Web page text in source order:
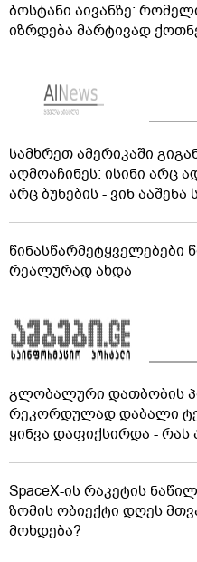
ბოსტანი აივანზე:
იზრდება მარტივად
სამხრეთ ამერიკაში
აღმოაჩინეს: ისინი არც
არც ბუნების - ვინ
წინასწარმეტყველებები
რეალურად ახდა
გლობალური დათბობის
რეკორდულად დაბალი
ყინვა დაფიქსირდა - რას
SpaceX-ის რაკეტის
ზომის ობიექტი დღეს
მოხდება?